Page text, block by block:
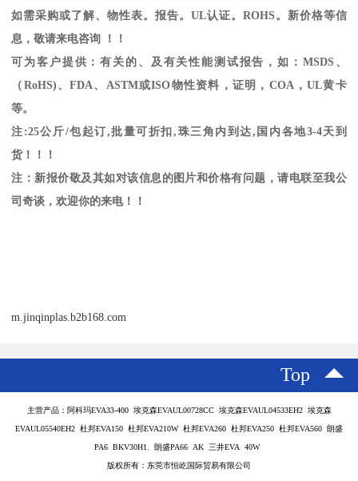
如需采购或了解、物性表。报告。 UL认证。 ROHS 。新价格等信
息，敬请来电咨询 ！！
可为客户提供：有关的、及有关性能测试报告，如： MSDS 、
（ RoHS) 、FDA、 ASTM或ISO物性资料，证明， COA，UL黄卡
等。
注 :25公斤/包起订,批量可折扣, 珠三角内到达, 国内各地3-4天到
货！！！
注：新报价敬及其如对该信息的图片和价格有问题，请电联至我公
司奇谈，欢迎你的来电！！
m.jinqinplas.b2b168.com
Top
主营产品：阿科玛EVA33-400 埃克森EVAUL00728CC 埃克森EVAUL04533EH2 埃克森
EVAUL05540EH2 杜邦EVA150 杜邦EVA210W 杜邦EVA260 杜邦EVA250 杜邦EVA560 朗盛
PA6 BKV30H1. 朗盛PA66 AK 三井EVA 40W
版权所有：东莞市恒屹国际贸易有限公司